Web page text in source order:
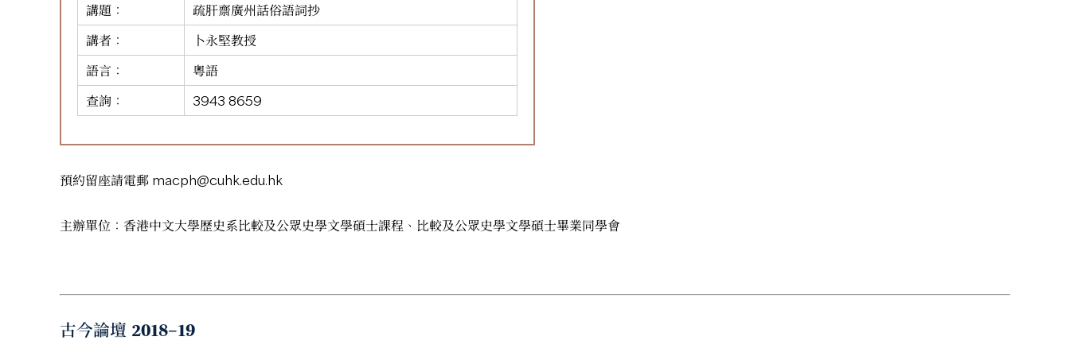
講題：
疏肝齋廣州話俗語詞抄
講者：
卜永堅教授
語言：
粵語
查詢：
3943 8659
預約留座請電郵 macph@cuhk.edu.hk
主辦單位：香港中文大學歷史系比較及公眾史學文學碩士課程、比較及公眾史學文學碩士畢業同學會
古今論壇 2018–19